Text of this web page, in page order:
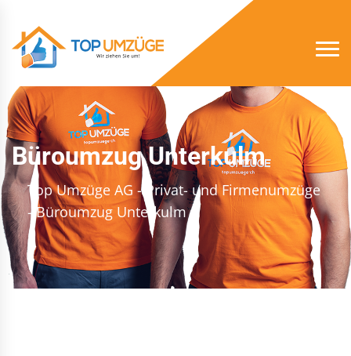
Büroumzug Unterkulm
Top Umzüge AG - Privat- und Firmenumzüge
- Büroumzug Unterkulm